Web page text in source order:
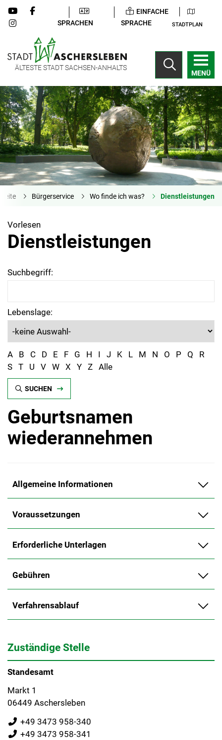
SPRACHEN
EINFACHE
SPRACHE
STADTPLAN
ÄLTESTE STADT SACHSEN-ANHALTS
MENÜ
Bürgerservice Wo finde ich was? Dienstleistungen
Vorlesen
Dienstleistungen
Suchbegriff:
Lebenslage:
A B C D E F G H I J K L M N O P Q
R
S T U V W X Y Z Alle
SUCHEN
Geburtsnamen
wiederannehmen
Allgemeine Informationen
Voraussetzungen
Erforderliche Unterlagen
Gebühren
Verfahrensablauf
Zuständige Stelle
Standesamt
Markt 1
06449 Aschersleben
+49 3473 958-340
+49 3473 958-341